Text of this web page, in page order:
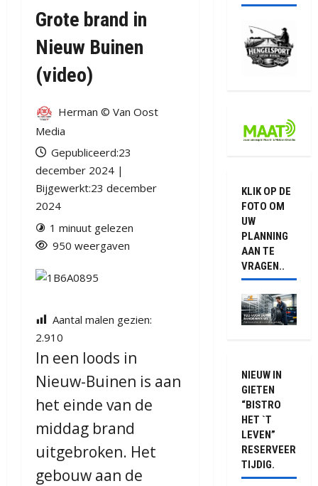
Grote brand in
Nieuw Buinen
(video)
Herman © Van Oost
Media
Gepubliceerd:23
december 2024 |
Bijgewerkt:23 december
2024
1 minuut gelezen
950 weergaven
Aantal malen gezien:
2.910
In een loods in
Nieuw-Buinen is aan
het einde van de
middag brand
uitgebroken. Het
gebouw aan de
KLIK OP DE
FOTO OM
UW
PLANNING
AAN TE
VRAGEN..
NIEUW IN
GIETEN
“BISTRO
HET `T
LEVEN”
RESERVEER
TIJDIG.